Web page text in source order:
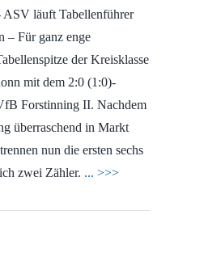
läuft Tabellenführer
– Für ganz enge
der Kreisklasse
mit dem 2:0 (1:0)-
Forstinning II. Nachdem
überraschend in Markt
nun die ersten sechs
zwei Zähler. ... >>>